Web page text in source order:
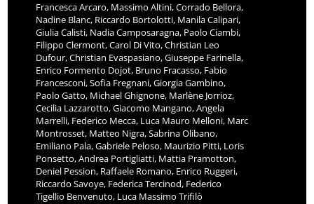
Francesca Arcaro, Massimo Altini, Corrado Bellora,
Nadine Blanc, Riccardo Bortolotti, Manila Calipari,
Giulia Calisti, Nadia Camposaragna, Paolo Ciambi,
Filippo Clermont, Carol Di Vito, Christian Leo
Dufour, Christian Evaspasiano, Giuseppe Farinella,
Enrico Formento Dojot, Bruno Fracasso, Fabio
Francesconi, Sofia Fregnani, Giorgia Gambino,
Paolo Gatto, Michael Ghignone, Marlène Jorrioz,
Cecilia Lazzarotto, Giacomo Mangano, Angela
Marrelli, Federico Mecca, Luca Mauro Melloni, Marc
Montrosset, Matteo Nigra, Sabrina Olibano,
Emiliano Pala, Gabriele Peloso, Maurizio Pitti, Loris
Ponsetto, Andrea Portigliatti, Mattia Pramotton,
Deniel Pession, Raffaele Romano, Enrico Ruggeri,
Riccardo Savoye, Federica Tercinod, Federico
Tigellio Benvenuto, Luca Massimo Trifilò